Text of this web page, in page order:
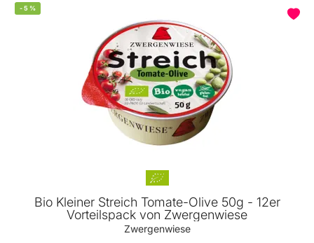
-5 %
Bio Kleiner Streich Tomate-Olive 50g - 12er
Vorteilspack von Zwergenwiese
Zwergenwiese